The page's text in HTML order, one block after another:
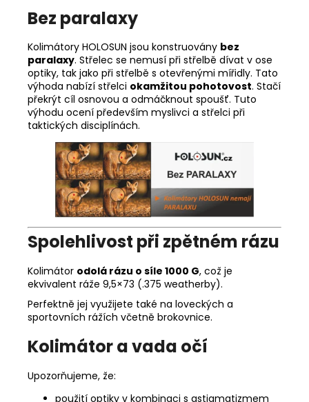
Bez paralaxy
Kolimátory HOLOSUN jsou konstruovány bez
paralaxy. Střelec se nemusí při střelbě dívat v ose
optiky, tak jako při střelbě s otevřenými mířidly. Tato
výhoda nabízí střelci okamžitou pohotovost. Stačí
překrýt cíl osnovou a odmáčknout spoušť. Tuto
výhodu ocení především myslivci a střelci při
taktických disciplínách.
Spolehlivost při zpětném rázu
Kolimátor odolá rázu o síle 1000 G, což je
ekvivalent ráže 9,5×73 (.375 weatherby).
Perfektně jej využijete také na loveckých a
sportovních rážích včetně brokovnice.
Kolimátor a vada očí
Upozorňujeme, že:
použití optiky v kombinaci s astigmatizmem